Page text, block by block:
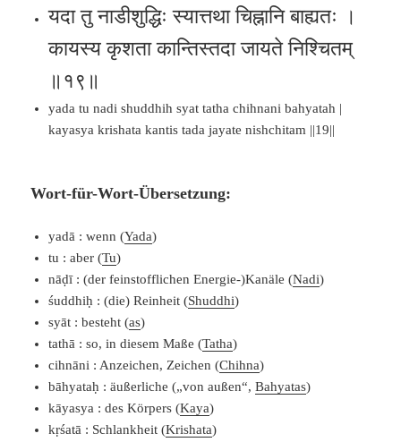
यदा तु नाडीशुद्धिः स्यात्तथा चिह्नानि बाह्यतः ।
कायस्य कृशता कान्तिस्तदा जायते निश्चितम्
॥१९॥
yada tu nadi shuddhih syat tatha chihnani bahyatah |
kayasya krishata kantis tada jayate nishchitam ||19||
Wort-für-Wort-Übersetzung:
yadā : wenn (Yada)
tu : aber (Tu)
nāḍī : (der feinstofflichen Energie-)Kanäle (Nadi)
śuddhiḥ : (die) Reinheit (Shuddhi)
syāt : besteht (as)
tathā : so, in diesem Maße (Tatha)
cihnāni : Anzeichen, Zeichen (Chihna)
bāhyataḥ : äußerliche („von außen“,Bahyatas)
kāyasya : des Körpers (Kaya)
kṛśatā : Schlankheit (Krishata)